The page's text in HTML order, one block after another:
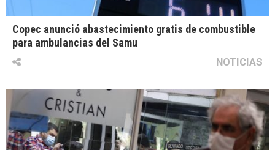
Copec anunció abastecimiento gratis de combustible
para ambulancias del Samu
NOTICIAS